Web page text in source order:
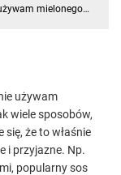
mielonego
używam
wiele sposobów,
że to właśnie
i przyjazne. Np.
popularny sos